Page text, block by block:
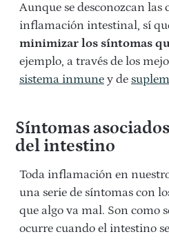
Aunque se desconozcan las
inflamación intestinal, sí
minimizar los síntomas
ejemplo, a través de los
sistema inmune y de
Síntomas
del intestino
Toda inflamación en
una serie de síntomas con
que algo va mal. Son como
ocurre cuando el intestino